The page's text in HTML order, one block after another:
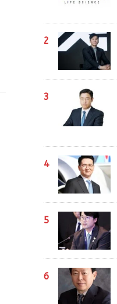
2
3
4
5
6